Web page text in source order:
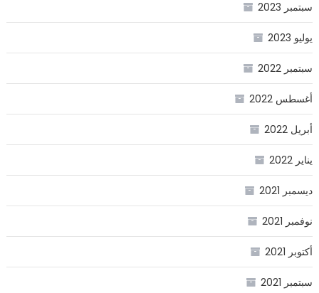
سبتمبر 2023
يوليو 2023
سبتمبر 2022
أغسطس 2022
أبريل 2022
يناير 2022
ديسمبر 2021
نوفمبر 2021
أكتوبر 2021
سبتمبر 2021